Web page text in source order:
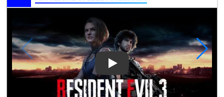
Play Video: Resident Evil 3